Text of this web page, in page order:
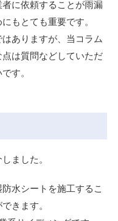
に依頼することが雨漏
もとても重要です。
ありますが、当コラム
は質問などしていただ
す。
ました。
水シートを施工するこ
きます。